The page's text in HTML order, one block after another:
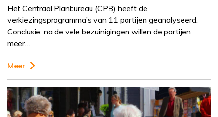
Het Centraal Planbureau (CPB) heeft de
verkiezingsprogramma’s van 11 partijen geanalyseerd.
Conclusie: na de vele bezuinigingen willen de partijen
meer…
Meer